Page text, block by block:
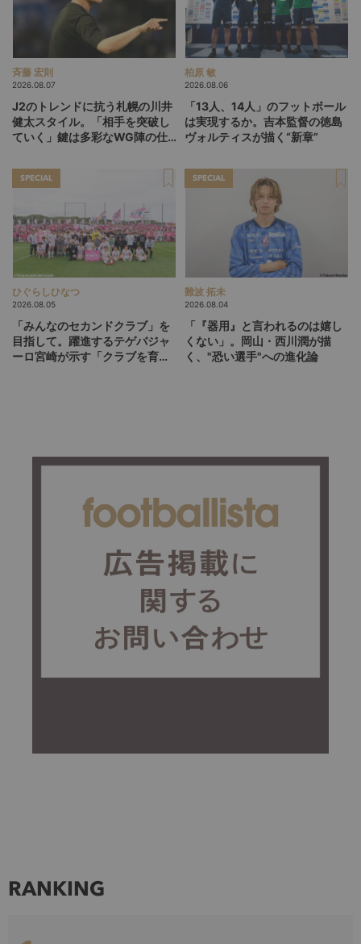
斉藤 宏則
2026.08.07
J2のトレンドに抗う札幌の川井
健太スタイル。「相手を突破し
ていく」鍵は多彩なWG陣の仕
柏原 敏
2026.08.06
「13人、14人」のフットボール
は実現するか。吉本監督の徳島
ヴォルティスが描く“新章”
SPECIAL
ひぐらしひなつ
2026.08.05
「みんなのセカンドクラブ」を
目指して。躍進するテゲバジャ
ーロ宮崎が示す「クラブを育て
SPECIAL
難波 拓未
2026.08.04
「『器用』と言われるのは嬉し
くない」。岡山・西川潤が描
く、"恐い選手"への進化論
RANKING